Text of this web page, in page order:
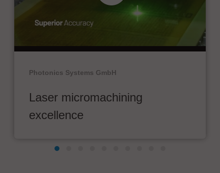
Photonics Systems GmbH
Laser micromachining
excellence